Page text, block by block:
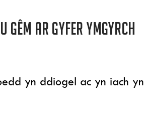
gêm ar gyfer ymgyrch
yn ddiogel ac yn iach yn